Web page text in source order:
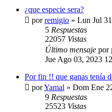
¿que especie sera?
porremigio » Lun Jul
5 Respuestas
22057 Vistas
Último mensaje por
Jue Ago 03, 2023
Por fin !! que ganas tenía
porYamal » Dom Ene
9 Respuestas
25523 Vistas